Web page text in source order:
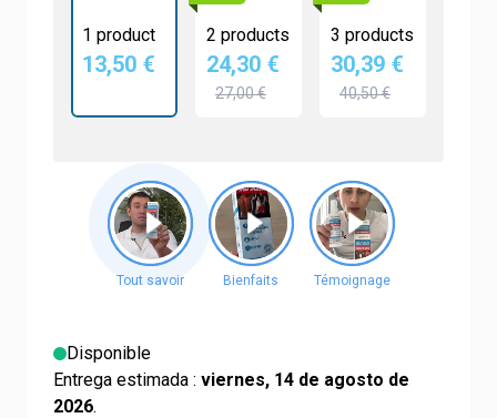
1 product
13,50 €
2 products
24,30 €
27,00 €
3 products
30,39 €
40,50 €
Disponible
Entrega estimada : viernes, 14 de agosto de
2026.